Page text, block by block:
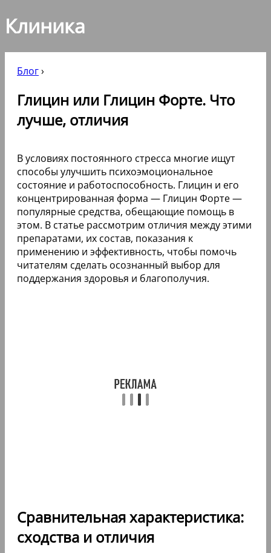
Клиника
Блог›
Глицин или Глицин Форте. Что
лучше, отличия
В условиях постоянного стресса многие ищут
способы улучшить психоэмоциональное
состояние и работоспособность. Глицин и его
концентрированная форма — Глицин Форте —
популярные средства, обещающие помощь в
этом. В статье рассмотрим отличия между этими
препаратами, их состав, показания к
применению и эффективность, чтобы помочь
читателям сделать осознанный выбор для
поддержания здоровья и благополучия.
Сравнительная характеристика:
сходства и отличия